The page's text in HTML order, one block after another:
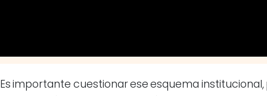
Es importante cuestionar ese esquema